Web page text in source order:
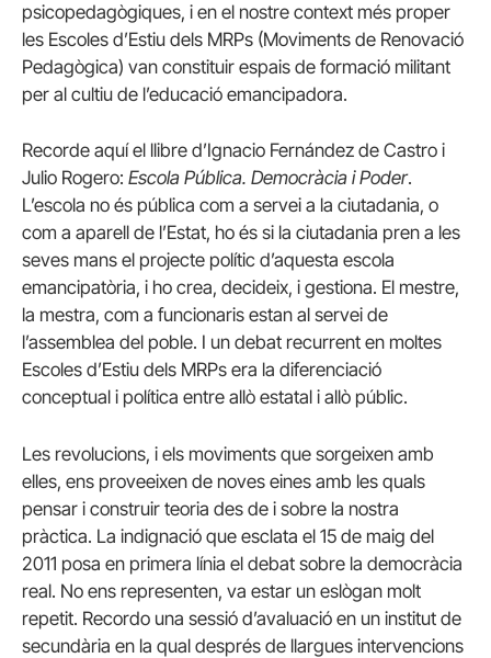
psicopedagògiques, i en el nostre context més proper
les Escoles d’Estiu dels MRPs (Moviments de Renovació
Pedagògica) van constituir espais de formació militant
per al cultiu de l’educació emancipadora.
Recorde aquí el llibre d’Ignacio Fernández de Castro i
Julio Rogero: Escola Pública. Democràcia i Poder.
L’escola no és pública com a servei a la ciutadania, o
com a aparell de l’Estat, ho és si la ciutadania pren a les
seves mans el projecte polític d’aquesta escola
emancipatòria, i ho crea, decideix, i gestiona. El mestre,
la mestra, com a funcionaris estan al servei de
l’assemblea del poble. I un debat recurrent en moltes
Escoles d’Estiu dels MRPs era la diferenciació
conceptual i política entre allò estatal i allò públic.
Les revolucions, i els moviments que sorgeixen amb
elles, ens proveeixen de noves eines amb les quals
pensar i construir teoria des de i sobre la nostra
pràctica. La indignació que esclata el 15 de maig del
2011 posa en primera línia el debat sobre la democràcia
real. No ens representen, va estar un eslògan molt
repetit. Recordo una sessió d’avaluació en un institut de
secundària en la qual després de llargues intervencions